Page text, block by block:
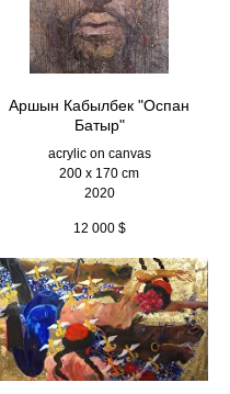
Аршын Кабылбек "Оспан
Батыр"
acrylic on canvas
200 x 170 cm
2020
12 000 $